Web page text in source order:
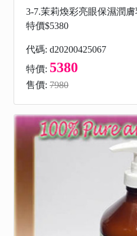
3-7.茉莉煥彩亮眼保濕潤
特價$5380
代碼: d20200425067
特價: 5380
售價: 7980